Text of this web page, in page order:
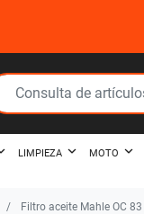
LIMPIEZA MOTO
Filtro aceite Mahle OC 83